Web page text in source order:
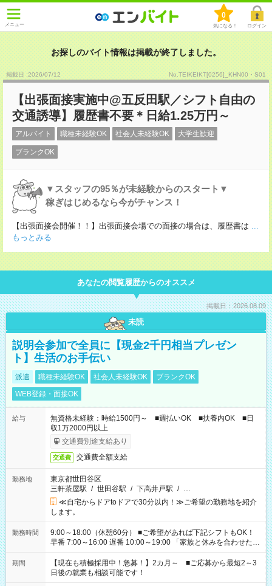
メニュー
0
気になる！ ログイン
お探しのバイト情報は掲載が終了しました。
掲載日 :2026/07/12 No.TEIKEIKT[0256]_KHN00・S01
【出張面接実施中@五反田駅／シフト自由の
交通誘導】履歴書不要＊日給1.25万円～
アルバイト 職種未経験OK 社会人未経験OK 大学生歓迎
ブランクOK
▼スタッフの95％が未経験からのスタート▼
稼ぎはじめるなら今がチャンス！
【出張面接会開催！！】出張面接会場での面接の場合は、履歴書は ...
もっとみる
あなたの閲覧履歴からのオススメ
掲載日：2026.08.09
未読
説明会参加で全員に【現金2千円相当プレゼン
ト】生活のお手伝い
派遣 職種未経験OK 社会人未経験OK
ブランクOK
WEB登録・面接OK
給与
無資格未経験：時給1500円～ ■週払いOK ■扶養内OK ■日
収1万2000円以上
交通費別途支給あり
交通費 交通費全額支給
勤務地
東京都世田谷区
三軒茶屋駅 / 世田谷駅 / 下高井戸駅 / …
≪自宅からドアtoドアで30分以内！≫ご希望の勤務地を紹介
します。
勤務時間
9:00～18:00（休憩60分） ■ご希望があれば下記シフトもOK！
早番 7:00～16:00 遅番 10:00～19:00 「家族と休みを合わせた
い」 「余裕を持って夕飯の準備がしたい」 「できれば残業はし
たくない」 など、ご希望を教えてくださいね。 ※Wワーク希望
の方へ 今ご覧のお仕事で希望する勤務時間と、もう1つのお仕事
の勤務時間。 合計で週40時間を超える場合は応募できません。
期間
【現在も積極採用中！急募！】2カ月～ ■ご応募から最短2～3
日後の就業も相談可能です！